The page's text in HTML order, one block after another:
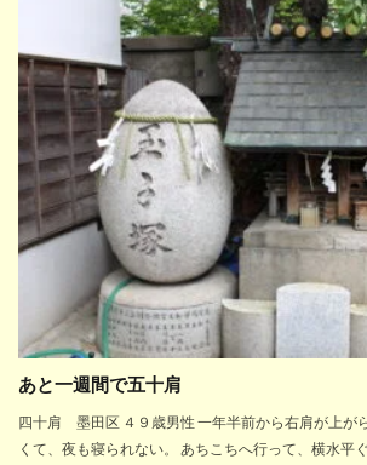
あと一週間で五十肩
四十肩 墨田区 ４９歳男性 一年半前から右肩が上が
くて、夜も寝られない。 あちこちへ行って、横水平